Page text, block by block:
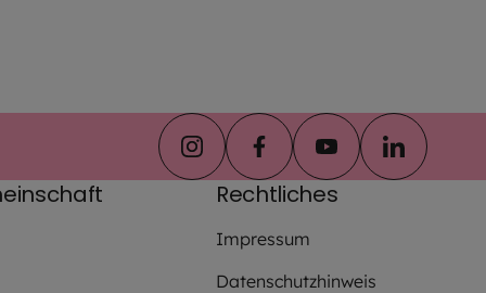
instagramfacebookyoutubelinkedin
Rechtliches
Impressum
Datenschutzhinweis